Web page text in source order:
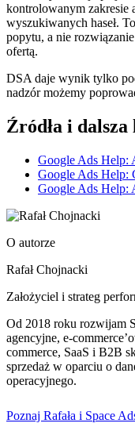
kontrolowanym zakresie
wyszukiwanych haseł.
popytu, a nie
ofertą.
DSA daje wynik tylko
nadzór możemy
Źródła i
Google Ads Help:
Google Ads Help:
Google Ads Help:
O autorze
Rafał Chojnacki
Założyciel i strateg
Od 2018 roku rozwijam
agencyjne, e-
commerce, SaaS i B2B
sprzedaż w oparciu o
operacyjnego.
Poznaj Rafała i Space